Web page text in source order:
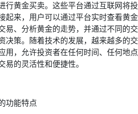
行黄金买卖。这些平台通过互联网将投
起来，用户可以通过平台实时查看黄金
易、分析黄金的走势，并通过不同的交
决策。随着技术的发展，越来越多的交
用，允许投资者在任何时间、任何地点
的灵活性和便捷性。
功能特点